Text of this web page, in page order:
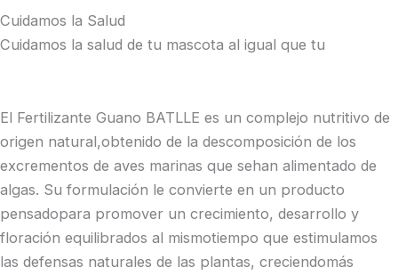
Cuidamos la Salud
Cuidamos la salud de tu mascota al igual que tu
El Fertilizante Guano BATLLE es un complejo nutritivo de
origen natural,obtenido de la descomposición de los
excrementos de aves marinas que sehan alimentado de
algas. Su formulación le convierte en un producto
pensadopara promover un crecimiento, desarrollo y
floración equilibrados al mismotiempo que estimulamos
las defensas naturales de las plantas, creciendomás